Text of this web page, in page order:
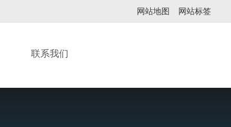
网站地图 网站标签
联系我们